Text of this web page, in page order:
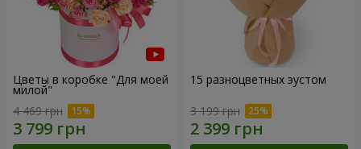
Цветы в коробке "Для моей
милой"
4 469 грн
15 разноцветных эустом
3 199 грн